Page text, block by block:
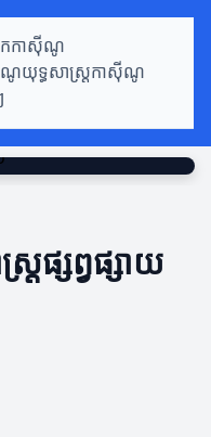
កកាស៊ីណូ
ណូយុទ្ធសាស្ត្រកាស៊ីណូ
រផ្សព្វផ្សាយ